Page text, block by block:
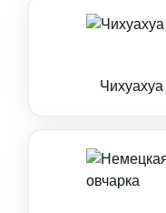
Чихуахуа